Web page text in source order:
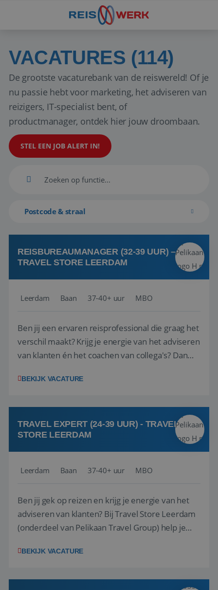
VACATURES (114)
De grootste vacaturebank van de reiswereld! Of je
nu passie hebt voor marketing, het adviseren van
reizigers, IT-specialist bent, of
productmanager, ontdek hier jouw droombaan.
STEL EEN JOB ALERT IN!
Postcode & straal
REISBUREAUMANAGER (32-39 UUR) –
TRAVEL STORE LEERDAM
Leerdam Baan 37-40+ uur MBO
Ben jij een ervaren reisprofessional die graag het
verschil maakt? Krijg je energie van het adviseren
van klanten én het coachen van collega's? Dan
(onderdeel van Pelikaan Travel Group) zoeken
team het reisbureau verder...
BEKIJK VACATURE
TRAVEL EXPERT (24-39 UUR) - TRAVEL
STORE LEERDAM
Leerdam Baan 37-40+ uur MBO
Ben jij gek op reizen en krijg je energie van het
adviseren van klanten? Bij Travel Store Leerdam
(onderdeel van Pelikaan Travel Group) help je
vinden. Samen maken we van elke reis een
hebt in de reisbranche of j...
BEKIJK VACATURE